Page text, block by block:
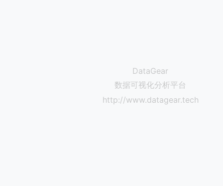
DataGear
数据可视化分析平台
http://www.datagear.tech